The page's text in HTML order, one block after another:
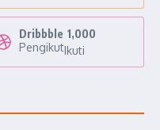
Dribbble 1,000
PengikutIkuti